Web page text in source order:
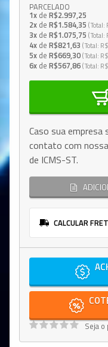
PARCELADO
1x de R$2.997,25
2x de R$1.584,35 Total
3x de R$1.075,75 Total
4x de R$821,63 Total
5x de R$669,30 Total
6x de R$567,86 Total
Caso sua empresa
contato com
de ICMS-ST.
CALCULAR
Seja